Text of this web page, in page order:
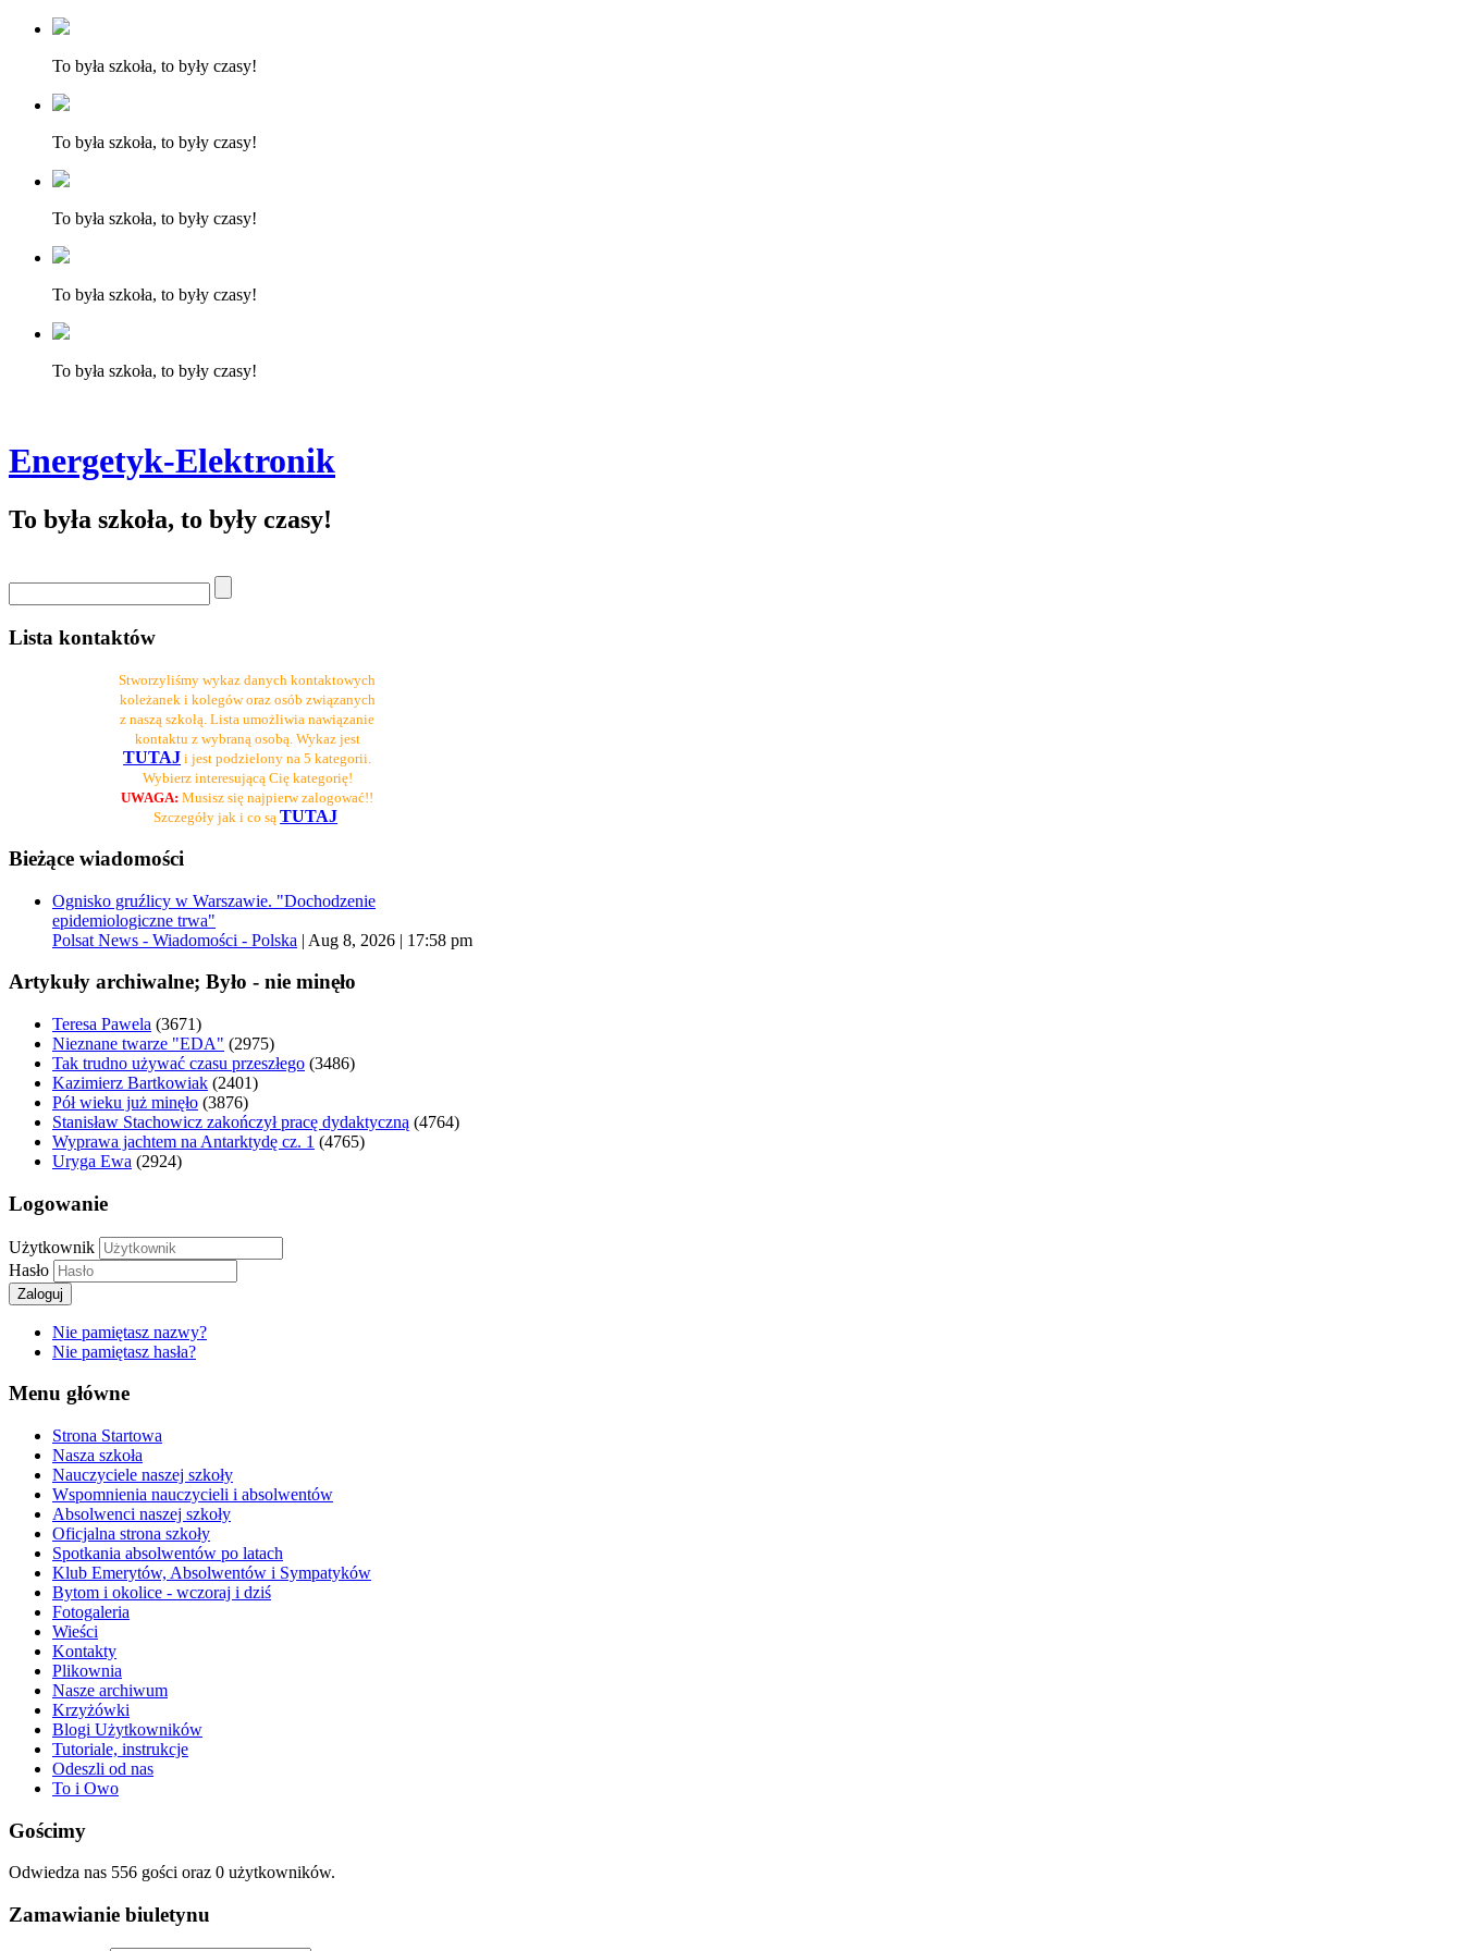
To była szkoła, to były czasy!
To była szkoła, to były czasy!
To była szkoła, to były czasy!
To była szkoła, to były czasy!
To była szkoła, to były czasy!
Energetyk-Elektronik
To była szkoła, to były czasy!
Lista kontaktów
Stworzyliśmy wykaz danych kontaktowych
koleżanek i kolegów oraz osób związanych
z naszą szkołą. Lista umożliwia nawiązanie
kontaktu z wybraną osobą. Wykaz jest
TUTAJ i jest podzielony na 5 kategorii.
Wybierz interesującą Cię kategorię!
UWAGA: Musisz się najpierw zalogować!!
Szczegóły jak i co sąTUTAJ
Bieżące wiadomości
Ognisko gruźlicy w Warszawie. "Dochodzenie
epidemiologiczne trwa"
Polsat News - Wiadomości - Polska | Aug 8, 2026 | 17:58 pm
Artykuły archiwalne; Było - nie minęło
Teresa Pawela (3671)
Nieznane twarze "EDA" (2975)
Tak trudno używać czasu przeszłego (3486)
Kazimierz Bartkowiak (2401)
Pół wieku już minęło (3876)
Stanisław Stachowicz zakończył pracę dydaktyczną (4764)
Wyprawa jachtem na Antarktydę cz. 1 (4765)
Uryga Ewa (2924)
Logowanie
Użytkownik
Hasło
Zaloguj
Nie pamiętasz nazwy?
Nie pamiętasz hasła?
Menu główne
Strona Startowa
Nasza szkoła
Nauczyciele naszej szkoły
Wspomnienia nauczycieli i absolwentów
Absolwenci naszej szkoły
Oficjalna strona szkoły
Spotkania absolwentów po latach
Klub Emerytów, Absolwentów i Sympatyków
Bytom i okolice - wczoraj i dziś
Fotogaleria
Wieści
Kontakty
Plikownia
Nasze archiwum
Krzyżówki
Blogi Użytkowników
Tutoriale, instrukcje
Odeszli od nas
To i Owo
Gościmy
Odwiedza nas 556 gości oraz 0 użytkowników.
Zamawianie biuletynu